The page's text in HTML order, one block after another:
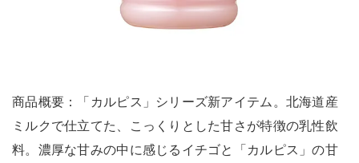
商品概要：「カルピス」シリーズ新アイテム。北海道産
ミルクで仕立てた、こっくりとした甘さが特徴の乳性飲
料。濃厚な甘みの中に感じるイチゴと「カルピス」の甘